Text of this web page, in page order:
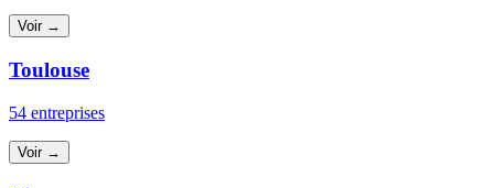
Voir →
Toulouse
54 entreprises
Voir →